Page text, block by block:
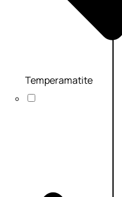
Temperamatite